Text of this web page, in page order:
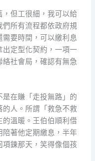
，但工很細，我可以給
所有流程都依政府規
要時間，可以繳利息
定型化契約，一項一
社會局，確認有無急
在賺「走投無路」的
人。所謂「救急不救
溫暖。王伯伯順利借
著他定期繳息，半年
鍊那天，笑得像個孩